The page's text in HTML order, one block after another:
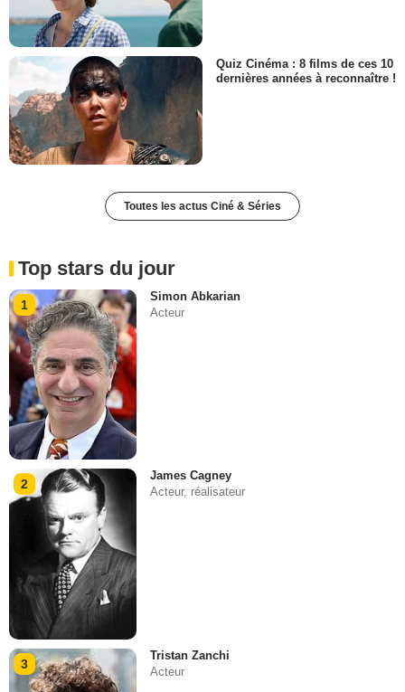
Quiz Cinéma : 8 films de ces 10
dernières années à reconnaître !
Toutes les actus Ciné & Séries
Top stars du jour
1
Simon Abkarian
Acteur
2
James Cagney
Acteur, réalisateur
3
Tristan Zanchi
Acteur